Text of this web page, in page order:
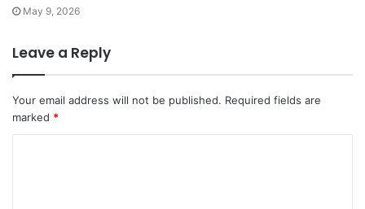
May 9, 2026
Leave a Reply
Your email address will not be published. Required fields are
marked *